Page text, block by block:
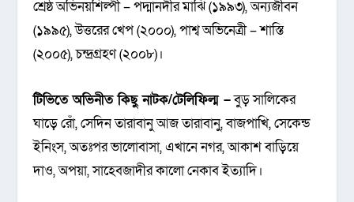
শ্রেষ্ঠ অভিনয়শিল্পী – পদ্মানদীর মাঝি (১৯৯৩), অন্যজীবন
(১৯৯৫), উত্তরের খেপ (২০০০), পাশ্ব অভিনেত্রী – শাস্তি
(২০০৫), চন্দ্রগ্রহণ (২০০৮)।
টিভিতে অভিনীত কিছু নাটক/টেলিফিল্ম –বুড় সালিকের
ঘাড়ে রোঁ, সেদিন তারাবানু আজ তারাবানু, বাজপাখি, সেকেন্ড
ইনিংস, অতঃপর ভালোবাসা, এখানে নগর, আকাশ বাড়িয়ে
দাও, অপয়া, সাহেবজাদীর কালো নেকাব ইত্যাদি।